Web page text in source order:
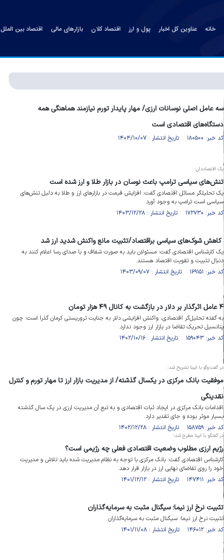
خانه عناوین کل اخبار پول و ارز اقتصاد کلان بازارهای مالی اقتصاد بین الملل
سه عامل اصلی نوسانات ارزی/ مهار پایدار تورم نیازمند هماهنگی همه
دستگاه‌های اقتصادی است
کد خبر: ۱۸۰۵۰۰ تاریخ انتشار : ۱۴۰۴/۱۰/۰۷
یک اقتصاددان:
تنش‌های سیاسی ترامپ باعث نوسان در بازار طلا و ارز شده است
یک تحلیلگر مسائل اقتصادی گفت: افزایش قیمت در بازار‌های ارز و طلا به دلیل تنش‌های
سیاسی است ترامپ به وجود آورد.
کد خبر: ۱۷۲۷۳۰ تاریخ انتشار : ۱۴۰۳/۱۲/۲۸
کاهش شوک‌های سیاسی براقتصاد/تثبیت مانع واکنش شدید ارز شد
یک کارشناس اقتصادی گفت: مسئولان باید به صورت شفاف و با صدای رسا اعلام کنند به
دنبال تثبیت و تقویت اقتصاد هستند.
کد خبر: ۱۶۹۱۵۱ تاریخ انتشار : ۱۴۰۳/۰۹/۰۷
۴ عامل اثرگذار بر دلار در بازگشت به کانال ۴۹ هزار تومان
به گفته تحلیل‌گر اقتصادی، واکنش افزایشی دلار به جنایت تروریستی کرمان گذرا است؛ چون
پتانسیل تحریک تقاضا در بازار ارز وجود ندارد.
کد خبر: ۱۵۹۰۴۳ تاریخ انتشار : ۱۴۰۲/۱۰/۱۶
در گفت‌وگو با ایبنا تشریح شد:
موفقیت بانک مرکزی در یکسال گذشته/ از مدیریت بازار ارز تا مهار تورم و کنترل
نقدینگی
اقدامات بانک مرکزی در ایجاد ثبات اقتصادی و به تبع آن مدیریت ارزی در یک سال گذشته
بسیار موثر بوده و جای تقدیر دارد.
کد خبر: ۱۵۸۷۵۹ تاریخ انتشار : ۱۴۰۲/۱۲/۲۸
در گفتگو با ایبِنا مطرح شد؛
رژیم ارزی مطلوب وضعیت اقتصادی فعلی چه رژیمی است؟
کارشناس اقتصادی گفت: بانک مرکزی با توجه به نظام مدیریت شده باید تلاش و مدیریت
خود را روی تقاضای نهایی ارز در بازار قرار دهد.
کد خبر: ۱۴۷۴۱۱ تاریخ انتشار : ۱۴۰۱/۱۲/۱۲
تثبیت نرخ ارز نیما؛ سیگنال مثبت به سرمایه‌گذاران
تثبیت نرخ ارز نیما؛ سیگنال مثبت به سرمایه‌گذاران
کد خبر: ۱۴۶۰۱۲ تاریخ انتشار : ۱۴۰۱/۱۱/۰۸